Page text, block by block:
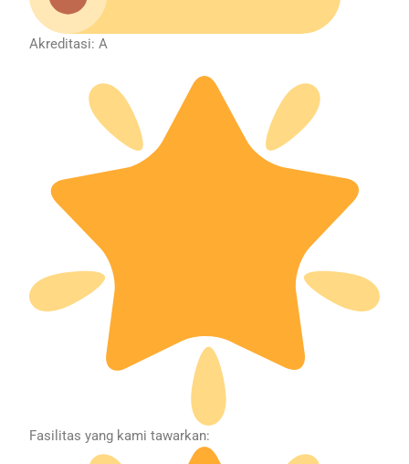
Akreditasi: A
Fasilitas yang kami tawarkan: